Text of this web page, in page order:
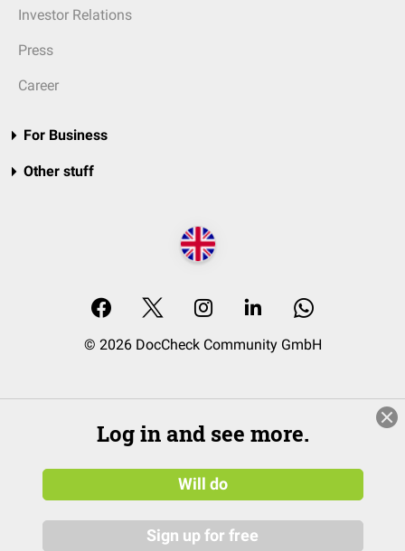
Investor Relations
Press
Career
For Business
Other stuff
© 2026 DocCheck Community GmbH
Log in and see more.
Will do
Sign up for free